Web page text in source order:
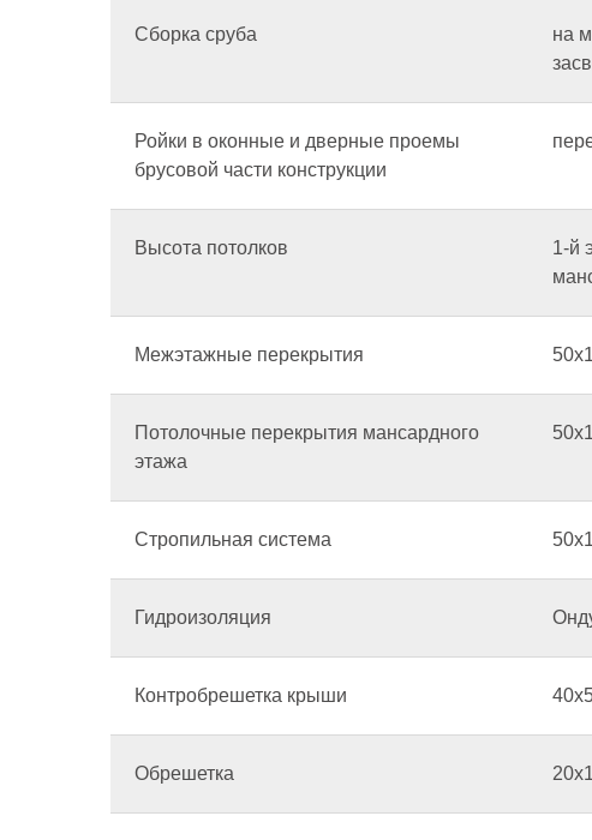
Сборка сруба
на
Ройки в оконные и дверные проемы
брусовой части конструкции
Высота потолков
1-й
Межэтажные перекрытия
Потолочные перекрытия мансардного
этажа
Стропильная система
Гидроизоляция
Контробрешетка крыши
Обрешетка